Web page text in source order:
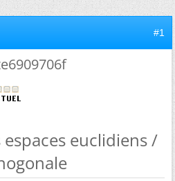
#1
espaces euclidiens /